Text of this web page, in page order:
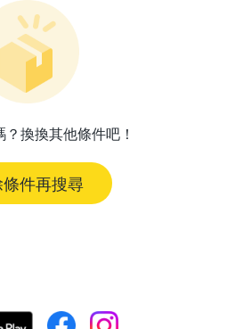
換換其他條件吧！
件再搜尋